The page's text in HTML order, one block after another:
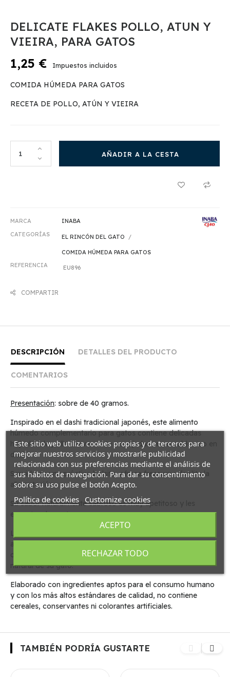
DELICATE FLAKES POLLO, ATUN Y
VIEIRA, PARA GATOS
1,25 € Impuestos incluidos
COMIDA HÚMEDA PARA GATOS
RECETA DE POLLO, ATÚN Y VIEIRA
AÑADIR A LA CESTA
MARCA
INABA
CATEGORÍAS
EL RINCÓN DEL GATO
COMIDA HÚMEDA PARA GATOS
REFERENCIA
EU896
COMPARTIR
DESCRIPCIÓN DETALLES DEL PRODUCTO
COMENTARIOS
Presentación: sobre de 40 gramos.
Inspirado en el dashi tradicional japonés, este alimento
húmedo complementario para gatos contiene delicadas
hojuelas de pollo suavemente remojadas en un caldo rico en
dashi.
Servido en una práctica bolsita, ofrece frescura y facilita la
alimentación.
Su sabor naturalmente sabroso es muy apetitoso y les
encanta a los gatos.
alimentación suave y placentera. Gracias a su alto contenido
de humedad, también ayuda a mantener la hidratación
natural de su gato.
Elaborado con ingredientes aptos para el consumo humano
y con los más altos estándares de calidad, no contiene
cereales, conservantes ni colorantes artificiales.
TAMBIÉN PODRÍA GUSTARTE
Este sitio web utiliza cookies propias y de terceros para
mejorar nuestros servicios y mostrarle publicidad
relacionada con sus preferencias mediante el análisis de
sus hábitos de navegación. Para dar su consentimiento
sobre su uso pulse el botón Acepto.
Política de cookies Customize cookies
RECHAZAR TODO
ACEPTO